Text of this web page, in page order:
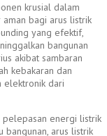
krusial dalam
bagi arus listrik
yang efektif,
bangunan
akibat sambaran
kebakaran dan
elektronik dari
pelepasan energi listrik
bangunan, arus listrik